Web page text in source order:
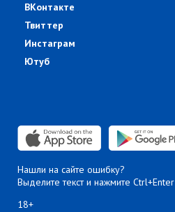
ВКонтакте
Твиттер
Инстаграм
Ютуб
Нашли на сайте ошибку?
Выделите текст и нажмите Ctrl+Enter
18+